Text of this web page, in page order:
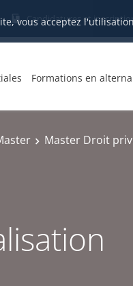
vous acceptez
Candidatures et
Formations en
Master Droit